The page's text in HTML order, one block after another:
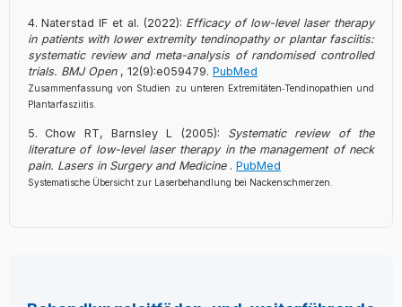
Naterstad IF et al. (2022): Efficacy of low-level laser therapy
in patients with lower extremity tendinopathy or plantar fasciitis:
systematic review and meta-analysis of randomised controlled
trials. BMJ Open , 12(9):e059479. PubMed
Zusammenfassung von Studien zu unteren Extremitäten‑Tendinopathien und
Plantarfasziitis.
Chow RT, Barnsley L (2005): Systematic review of the
literature of low-level laser therapy in the management of neck
pain. Lasers in Surgery and Medicine . PubMed
Systematische Übersicht zur Laserbehandlung bei Nackenschmerzen.